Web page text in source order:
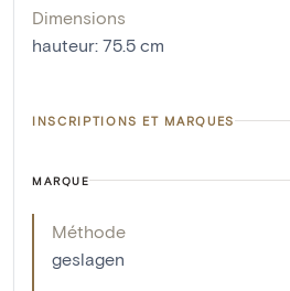
Dimensions
hauteur: 75.5 cm
INSCRIPTIONS ET MARQUES
MARQUE
Méthode
geslagen